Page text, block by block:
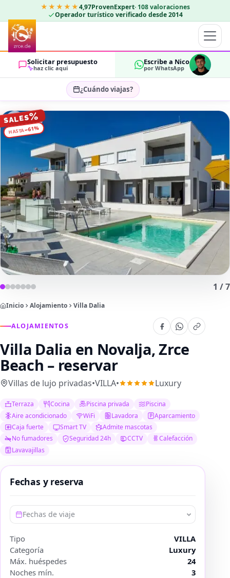
★★★★★4,97ProvenExpert· 108 valoraciones
Operador turístico verificado desde 2014
Solicitar presupuesto
haz clic aquí
Escribe a Nico
por WhatsApp
¿Cuándo viajas?
Seleccionar fechas…
HUÉSPEDES
OK
1 /7
SALES%
HASTA−61%
Inicio Alojamiento Villa Dalia
ALOJAMIENTOS
Villa Dalia en Novalja, Zrce
Beach – reservar
Villas de lujo privadas•VILLA• Luxury
Terraza Cocina Piscina privada
Piscina
Aire acondicionado
WiFi Lavadora
Aparcamiento
Caja fuerte
Smart TV
Admite mascotas
No fumadores
Seguridad 24h CCTV
Calefacción
Lavavajillas
Fechas y reserva
Fechas de viaje
Tipo
VILLA
Categoría
Luxury
Máx. huéspedes
24
Noches mín.
3